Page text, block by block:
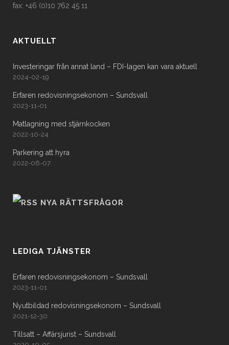
fax: +46 (0)10 762 45 11
AKTUELLT
Investeringar från annat land – FDI-lagen kan vara aktuell
2024-02-19
Erfaren redovisningsekonom – Sundsvall
2023-11-01
Matlagning med stjärnkocken
2022-10-24
Parkering att hyra
2022-06-07
NYA RÄTTSFRÅGOR
LEDIGA TJÄNSTER
Erfaren redovisningsekonom – Sundsvall
2023-11-01
Nyutbildad redovisningsekonom – Sundsvall
2021-12-30
Tillsatt – Affärsjurist – Sundsvall